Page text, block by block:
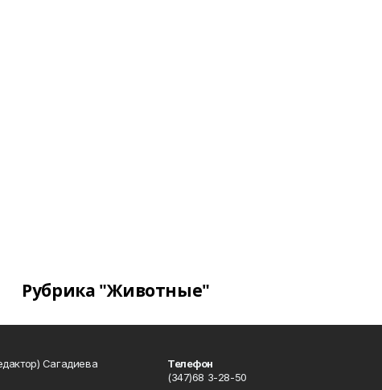
Рубрика "Животные"
Сагадиева
Телефон
(347)68 3-28-50